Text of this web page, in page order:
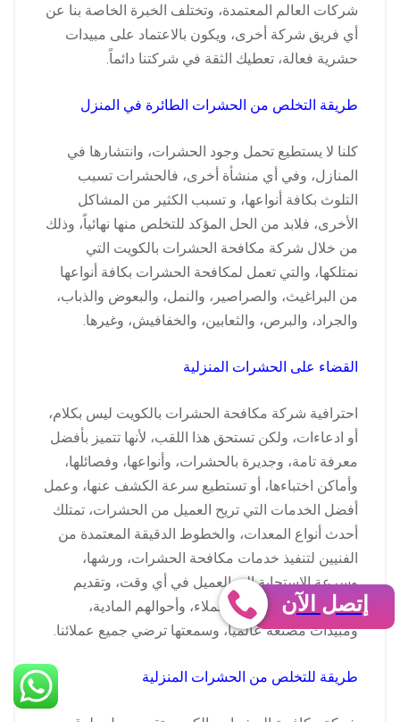
شركات العالم المعتمدة، وتختلف الخبرة الخاصة بنا عن
أي فريق شركة أخرى، ويكون بالاعتماد على مبيدات
حشرية فعالة، تعطيك الثقة في شركتنا دائماً.
طريقة التخلص من الحشرات الطائرة في المنزل
كلنا لا يستطيع تحمل وجود الحشرات، وانتشارها في
المنازل، وفي أي منشأة أخرى، فالحشرات تسبب
التلوث بكافة أنواعها، و تسبب الكثير من المشاكل
الأخرى، فلابد من الحل المؤكد للتخلص منها نهائياً، وذلك
من خلال شركة مكافحة الحشرات بالكويت التي
نمتلكها، والتي تعمل لمكافحة الحشرات بكافة أنواعها
من البراغيث، والصراصير، والنمل، والبعوض والذباب،
والجراد، والبرص، والثعابين، والخفافيش، وغيرها.
القضاء على الحشرات المنزلية
احترافية شركة مكافحة الحشرات بالكويت ليس بكلام،
أو ادعاءات، ولكن تستحق هذا اللقب، لأنها تتميز بأفضل
معرفة تامة، وجديرة بالحشرات، وأنواعها، وفصائلها،
وأماكن اختباءها، أو تستطيع سرعة الكشف عنها، وعمل
أفضل الخدمات التي تريح العميل من الحشرات، تمتلك
أحدث أنواع المعدات، والخطوط الدقيقة المعتمدة من
الفنيين لتنفيذ خدمات مكافحة الحشرات، ورشها،
وسرعة الاستجابة إلى العميل في أي وقت، وتقديم
أسعار تتناسب مع كل العملاء، وأحوالهم المادية،
ومبيدات مصنعة عالمياً، وسمعتها ترضي جميع عملائنا.
طريقة للتخلص من الحشرات المنزلية
إتصل الآن